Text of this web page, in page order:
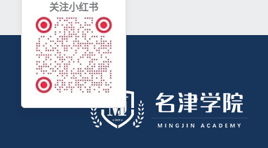
关注小红书